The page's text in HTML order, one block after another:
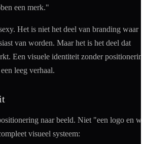
een merk."
Het is niet het deel van branding waar
van worden. Maar het is het deel dat
Een visuele identiteit zonder
leeg verhaal.
naar beeld. Niet "een logo en
visueel systeem: